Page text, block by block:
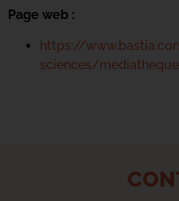
Page web :
https://
sciences/